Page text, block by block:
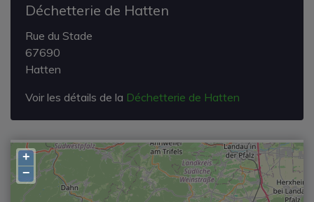
+
−
Déchetterie de Hatten
Rue du Stade
67690
Hatten
Voir les détails de la Déchetterie de Hatten